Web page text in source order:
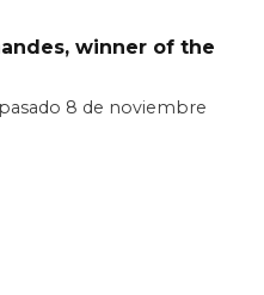
winner of the
8 de noviembre